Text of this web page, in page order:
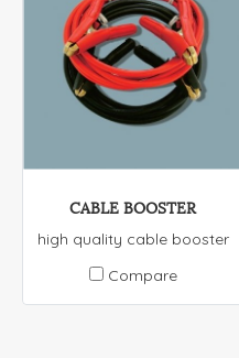
CABLE BOOSTER
high quality cable booster
Compare